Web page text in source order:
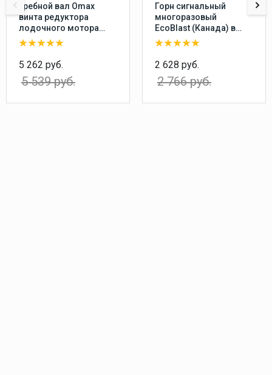
Гребной вал Omax
винта редуктора
лодочного мотора
Yamaha 20-30, F20-25
5 262 руб.
5 539 руб.
Горн сигнальный
многоразовый
EcoBlast (Канада) в
комплекте с насосом,
перезаряжаемый
воздушный звуковой
сигнал
пневматический
пластиковый баллон
2 628 руб.
2 766 руб.